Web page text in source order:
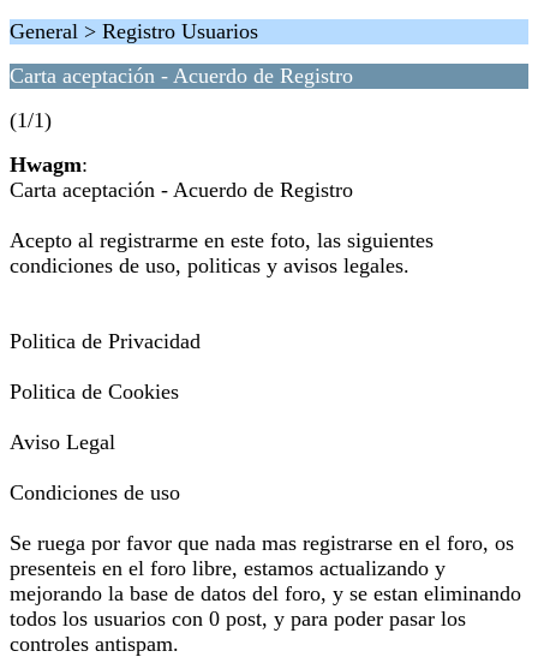
General > Registro Usuarios
Carta aceptación - Acuerdo de Registro
(1/1)
Hwagm:
Carta aceptación - Acuerdo de Registro
Acepto al registrarme en este foto, las siguientes
condiciones de uso, politicas y avisos legales.
Politica de Privacidad
Politica de Cookies
Aviso Legal
Condiciones de uso
Se ruega por favor que nada mas registrarse en el foro, os
presenteis en el foro libre, estamos actualizando y
mejorando la base de datos del foro, y se estan eliminando
todos los usuarios con 0 post, y para poder pasar los
controles antispam.